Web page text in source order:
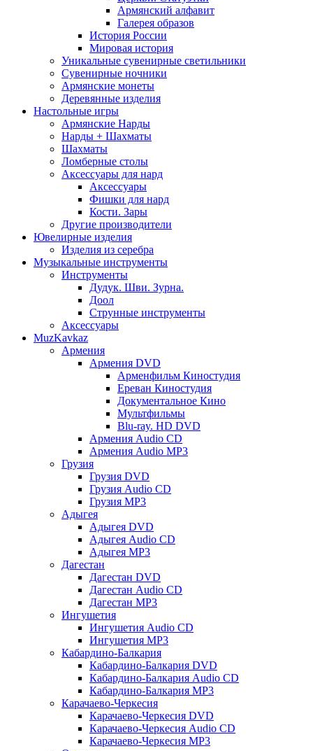
Армянский алфавит
Галерея образов
История России
Мировая история
Уникальные сувенирные светильники
Сувенирные ночники
Армянские монеты
Деревянные изделия
Настольные игры
Армянские Нарды
Нарды + Шахматы
Шахматы
Ломберные столы
Аксессуары для нард
Аксессуары
Фишки для нард
Кости. Зары
Другие производители
Ювелирные изделия
Изделия из серебра
Музыкальные инструменты
Инструменты
Дудук. Шви. Зурна.
Доол
Струнные инструменты
Аксессуары
MuzKavkaz
Армения
Армения DVD
Арменфильм Киностудия
Ереван Киностудия
Документальное Кино
Мультфильмы
Blu-ray. HD DVD
Армения Audio CD
Армения Audio MP3
Грузия
Грузия DVD
Грузия Audio CD
Грузия MP3
Адыгея
Адыгея DVD
Адыгея Audio CD
Адыгея MP3
Дагестан
Дагестан DVD
Дагестан Audio CD
Дагестан MP3
Ингушетия
Ингушетия Audio CD
Ингушетия MP3
Кабардино-Балкария
Кабардино-Балкария DVD
Кабардино-Балкария Audio CD
Кабардино-Балкария MP3
Карачаево-Черкесия
Карачаево-Черкесия DVD
Карачаево-Черкесия Audio CD
Карачаево-Черкесия MP3